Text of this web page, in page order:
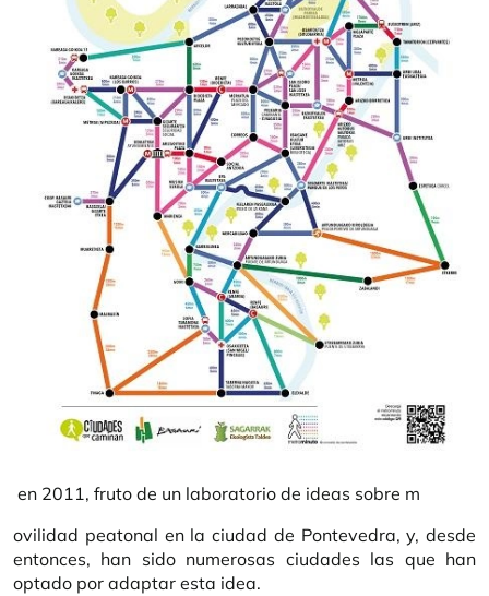
en 2011, fruto de un laboratorio de ideas sobre m
ovilidad peatonal en la ciudad de Pontevedra, y, desde
entonces, han sido numerosas ciudades las que han
optado por adaptar esta idea.